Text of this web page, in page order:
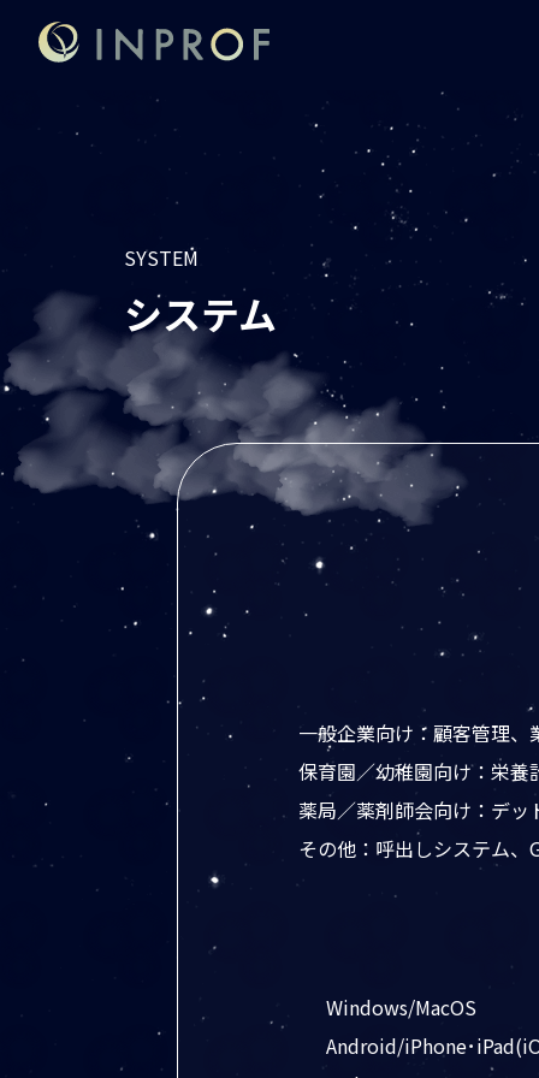
SYSTEM
システム
一般企業向け：顧客管理
保育園／幼稚園向け：栄養
薬局／薬剤師会向け：デ
その他：呼出しシステム、
Windows/MacOS
Android/iPhone･